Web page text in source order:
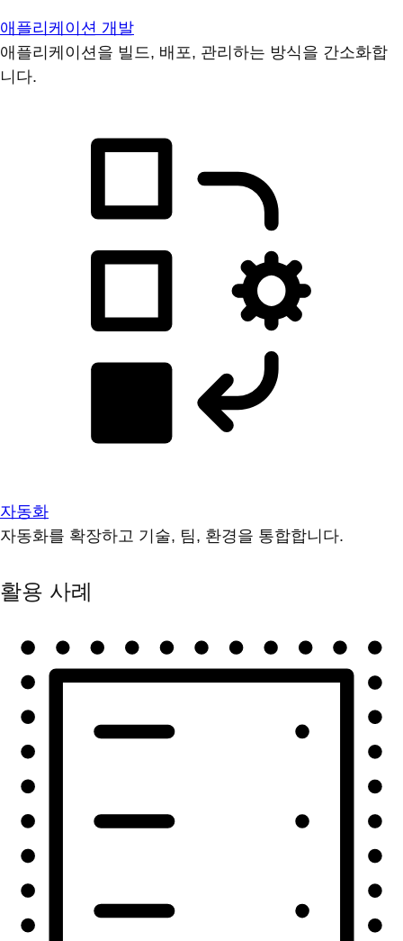
애플리케이션 개발
애플리케이션을 빌드, 배포, 관리하는 방식을 간소화합
니다.
자동화
자동화를 확장하고 기술, 팀, 환경을 통합합니다.
활용 사례